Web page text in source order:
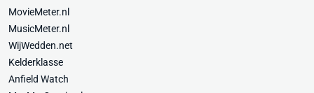
MovieMeter.nl
MusicMeter.nl
WijWedden.net
Kelderklasse
Anfield Watch